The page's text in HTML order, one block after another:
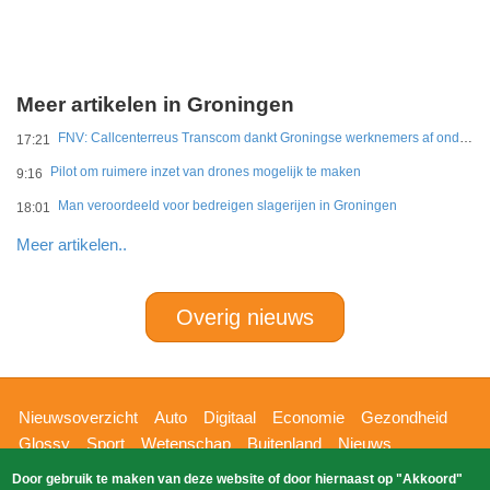
Meer artikelen in Groningen
17:21 FNV: Callcenterreus Transcom dankt Groningse werknemers af ondanks miljoenenwinsten
9:16 Pilot om ruimere inzet van drones mogelijk te maken
18:01 Man veroordeeld voor bedreigen slagerijen in Groningen
Meer artikelen..
Overig nieuws
Hoofdnavigatie
Nieuwsoverzicht Auto Digitaal Economie
Gezondheid
Glossy
Sport Wetenschap Buitenland
Nieuws
Bizzpress
Blik op 112 Provincies
Weekoverzicht
Door gebruik te maken van deze website of door hiernaast op "Akkoord"